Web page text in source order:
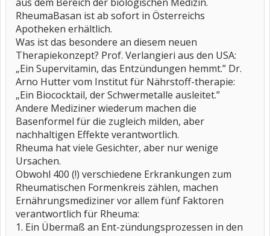
Sulfat, damit die Bildung von Gelenk-Knorpel und Gelenkflüssigkeit
angeregt würde. Ein Rheumapatient wäre meist mit
Schwermetallen belastet, die ausgeleitet werden müßten. Der
Beitrag war von Professor Hademar Bankhofer.
Meine Frage dazu: Habt ihr schon mal davon was gehört und kennt
ihr das Mittel, das es in Apotheken geben soll. Die Fülle der
Vitalstoffe würde durch die "Rheuma-Basan-Therapie" zugeführt,
von der man jeweils zwei Kapseln zu den Mahlzeiten nehmen sollte
mit viel stillem Wasser....
Hm? Schon mal was davon gehört?
RheumaBasan ist ab sofort in Österreichs
Apotheken erhältlich.
Was ist das besondere an diesem neuen
Therapiekonzept? Prof. Verlangieri aus den USA:
„Ein Supervitamin, das Entzündungen hemmt.” Dr.
Arno Hutter vom Institut für Nährstoff-therapie:
„Ein Biococktail, der Schwermetalle ausleitet.”
Andere Mediziner wiederum machen die
Basenformel für die zugleich milden, aber
nachhaltigen Effekte verantwortlich.
Rheuma hat viele Gesichter, aber nur wenige
Ursachen.
Obwohl 400 (!) verschiedene Erkrankungen zum
Rheumatischen Formenkreis zählen, machen
Ernährungsmediziner vor allem fünf Faktoren
verantwortlich für Rheuma:
1. Ein Übermaß an Ent-zündungsprozessen in den